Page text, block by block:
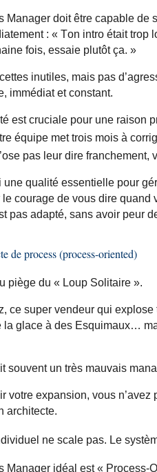
Manager doit être capable de
: « Ton intro était trop
fois, essaie plutôt ça. »
inutiles, mais pas
immédiat et constant.
est cruciale pour une raison
équipe met trois mois à
pas leur dire franchement,
une qualité essentielle pour
le courage de vous dire
pas adapté, sans avoir peur
de process (process-oriented)
piège du « Loup Solitaire ».
ce super vendeur qui
la glace à des Esquimaux…
souvent un très mauvais
votre expansion, vous
architecte.
ne scalepas. Le
Manager idéal est « Process-